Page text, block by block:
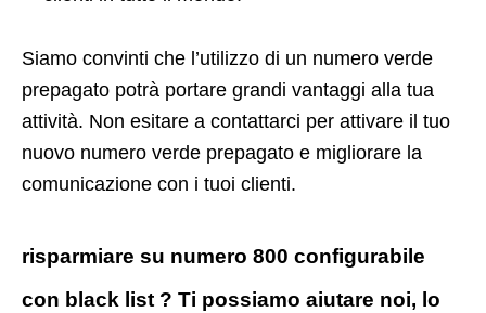
Siamo convinti che l’utilizzo di un numero verde
prepagato potrà portare grandi vantaggi alla tua
attività. Non esitare a contattarci per attivare il tuo
nuovo numero verde prepagato e migliorare la
comunicazione con i tuoi clienti.
risparmiare su numero 800 configurabile
con black list ? Ti possiamo aiutare noi, lo